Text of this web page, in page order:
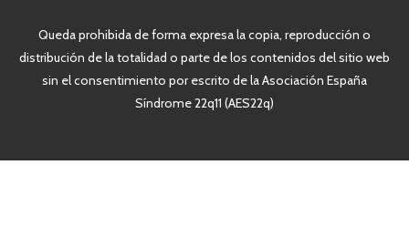
Queda prohibida de forma expresa la copia, reproducción o
distribución de la totalidad o parte de los contenidos del sitio web
sin el consentimiento por escrito de la Asociación España
Síndrome 22q11 (AES22q)